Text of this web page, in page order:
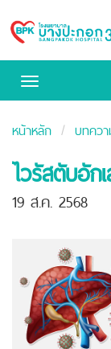
Bangpakok
Toggle
หน้าหลัก บทคว
ไวรัสตับอัก
19 ส.ค. 2568